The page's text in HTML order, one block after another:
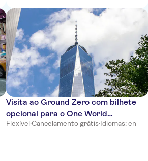
Visita ao Ground Zero com bilhete
opcional para o One World
Observatory
Flexível·Cancelamento grátis·Idiomas: en